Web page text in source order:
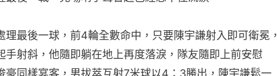
理最後一球，前4輪全數命中，只要陳宇謙射入即可衛冕，
手射斜，他隨即躺在地上再度落淚，隊友隨即上前安慰
豪同樣宴客，男拔萃互射7米球以4：3勝出，陳宇謙鬆一